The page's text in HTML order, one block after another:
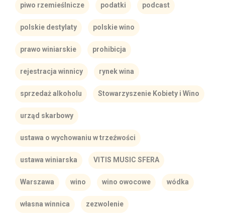
piwo rzemieślnicze podatki podcast
polskie destylaty polskie wino
prawo winiarskie prohibicja
rejestracja winnicy rynek wina
sprzedaż alkoholu Stowarzyszenie Kobiety i Wino
urząd skarbowy
ustawa o wychowaniu w trzeźwości
ustawa winiarska VITIS MUSIC SFERA
Warszawa wino wino owocowe wódka
własna winnica zezwolenie